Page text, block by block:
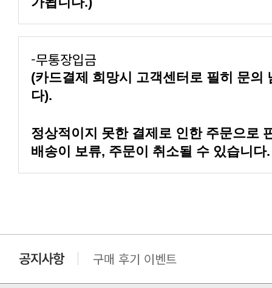
-무통장입금
다).
배송이 보류, 주문이 취소될 수 있습니다.
클린 공장명 변경